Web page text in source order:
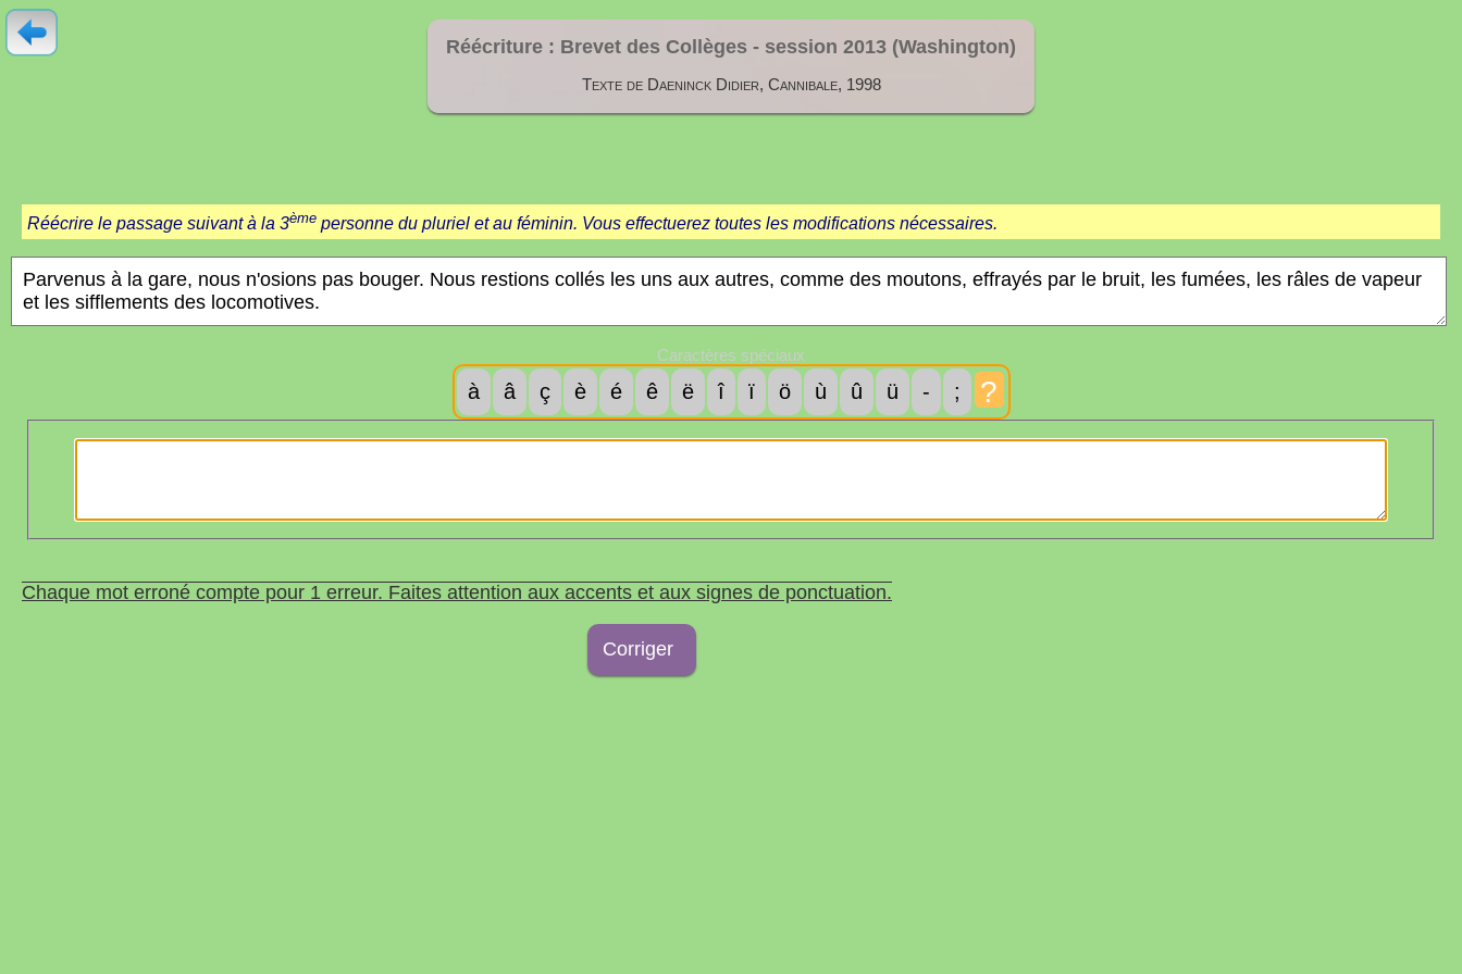
Réécriture : Brevet des Collèges - session 2013 (Washington)
Texte de Daeninck Didier, Cannibale, 1998
Réécrire le passage suivant à la 3ème personne du pluriel et au féminin. Vous effectuerez toutes les modifications nécessaires.
Caractères spéciaux
à â ç è é ê ë î ï ö ù û ü - ; ?
Chaque mot erroné compte pour 1 erreur. Faites attention aux accents et aux signes de ponctuation.